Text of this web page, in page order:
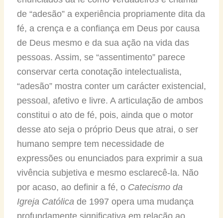
de “adesão” a experiência propriamente dita da
fé, a crença e a confiança em Deus por causa
de Deus mesmo e da sua ação na vida das
pessoas. Assim, se “assentimento” parece
conservar certa conotação intelectualista,
“adesão” mostra conter um carácter existencial,
pessoal, afetivo e livre. A articulação de ambos
constitui o ato de fé, pois, ainda que o motor
desse ato seja o próprio Deus que atrai, o ser
humano sempre tem necessidade de
expressões ou enunciados para exprimir a sua
vivência subjetiva e mesmo esclarecê-la. Não
por acaso, ao definir a fé, o Catecismo da
Igreja Católica de 1997 opera uma mudança
profundamente significativa em relação ao